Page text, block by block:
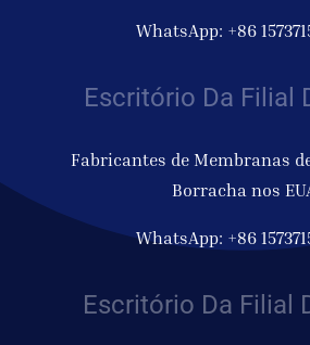
WhatsApp: +86
Escritório Da Filial
Fabricantes de Membranas
Borracha nos
WhatsApp: +86
Escritório Da Filial